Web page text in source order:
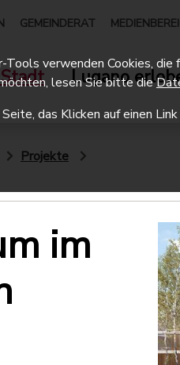
GEMEINDERAT
Lugano
Projekte
im
verwenden Cookies,
lesen Sie bitte die
das Klicken auf einen